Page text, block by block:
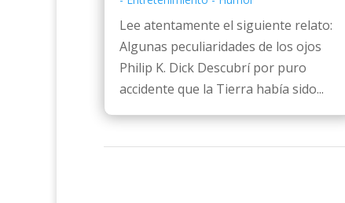
Lee atentamente el siguiente relato:
Algunas peculiaridades de los ojos
Philip K. Dick Descubrí por puro
accidente que la Tierra había sido...